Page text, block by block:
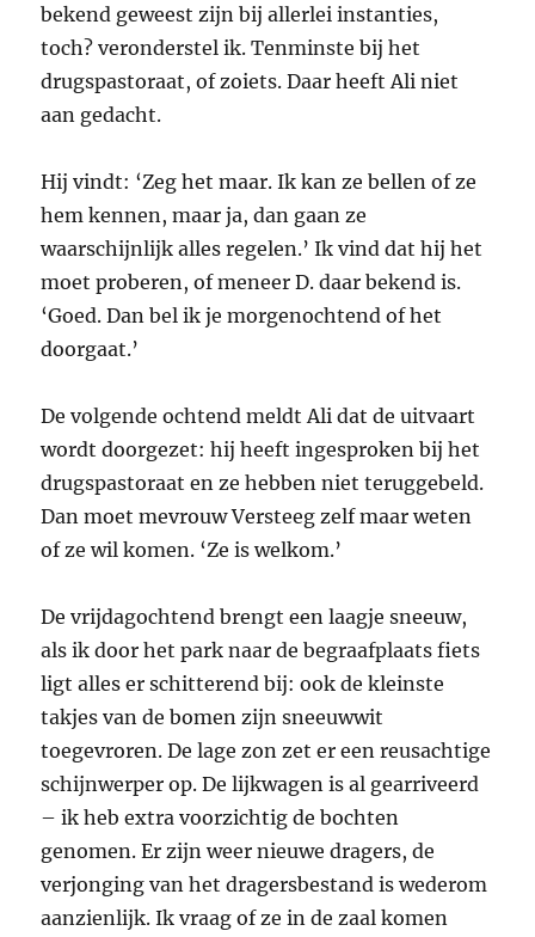
bekend geweest zijn bij allerlei instanties,
toch? veronderstel ik. Tenminste bij het
drugspastoraat, of zoiets. Daar heeft Ali niet
aan gedacht.
Hij vindt: ‘Zeg het maar. Ik kan ze bellen of ze
hem kennen, maar ja, dan gaan ze
waarschijnlijk alles regelen.’ Ik vind dat hij het
moet proberen, of meneer D. daar bekend is.
‘Goed. Dan bel ik je morgenochtend of het
doorgaat.’
De volgende ochtend meldt Ali dat de uitvaart
wordt doorgezet: hij heeft ingesproken bij het
drugspastoraat en ze hebben niet teruggebeld.
Dan moet mevrouw Versteeg zelf maar weten
of ze wil komen. ‘Ze is welkom.’
De vrijdagochtend brengt een laagje sneeuw,
als ik door het park naar de begraafplaats fiets
ligt alles er schitterend bij: ook de kleinste
takjes van de bomen zijn sneeuwwit
toegevroren. De lage zon zet er een reusachtige
schijnwerper op. De lijkwagen is al gearriveerd
– ik heb extra voorzichtig de bochten
genomen. Er zijn weer nieuwe dragers, de
verjonging van het dragersbestand is wederom
aanzienlijk. Ik vraag of ze in de zaal komen